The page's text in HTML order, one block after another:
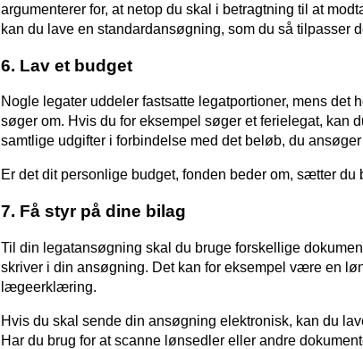
argumenterer for, at netop du skal i betragtning til at
kan du lave en standardansøgning, som du så tilpasser
6. Lav et budget
Nogle legater uddeler fastsatte legatportioner, mens det
søger om. Hvis du for eksempel søger et ferielegat, kan
samtlige udgifter i forbindelse med det beløb, du ansøger
Er det dit personlige budget, fonden beder om, sætter
7. Få styr på dine bilag
Til din legatansøgning skal du bruge forskellige
skriver i din ansøgning. Det kan for eksempel være en
lægeerklæring.
Hvis du skal sende din ansøgning elektronisk, kan du
Har du brug for at scanne lønsedler eller andre